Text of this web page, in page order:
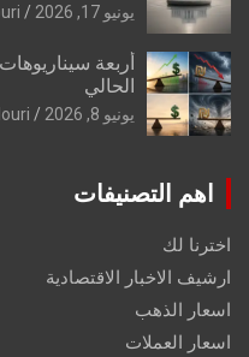
يونيو 17, 2026
أربعة
الحالي
يونيو 8, 2026
اهم التصنيفات
اخترنا لك
ارشيف الاخبار الاقتصادية
اسعار الذهب
اسعار العملات